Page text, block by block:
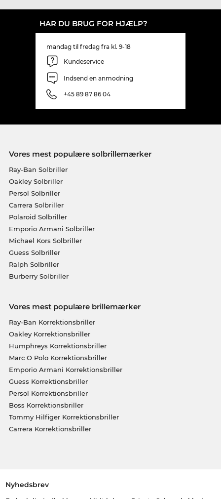
HAR DU BRUG FOR HJÆLP?
mandag til fredag fra kl. 9-18
Kundeservice
Indsend en anmodning
+45 89 87 86 04
Vores mest populære solbrillemærker
Ray-Ban Solbriller
Oakley Solbriller
Persol Solbriller
Carrera Solbriller
Polaroid Solbriller
Emporio Armani Solbriller
Michael Kors Solbriller
Guess Solbriller
Ralph Solbriller
Burberry Solbriller
Vores mest populære brillemærker
Ray-Ban Korrektionsbriller
Oakley Korrektionsbriller
Humphreys Korrektionsbriller
Marc O Polo Korrektionsbriller
Emporio Armani Korrektionsbriller
Guess Korrektionsbriller
Persol Korrektionsbriller
Boss Korrektionsbriller
Tommy Hilfiger Korrektionsbriller
Carrera Korrektionsbriller
Nyhedsbrev